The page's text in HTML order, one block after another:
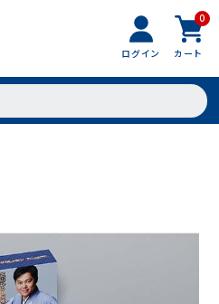
ログイン
0
カート